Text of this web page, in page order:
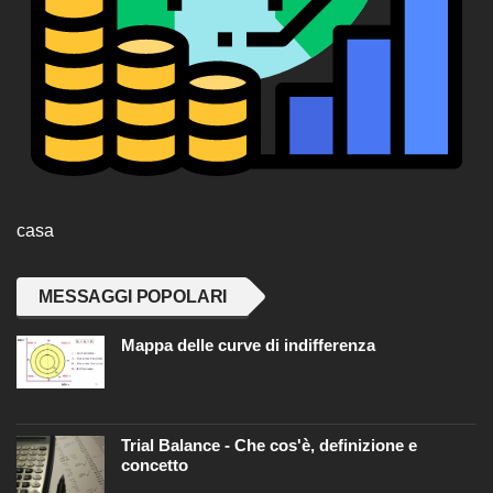
casa
MESSAGGI POPOLARI
Mappa delle curve di indifferenza
Trial Balance - Che cos'è, definizione e
concetto